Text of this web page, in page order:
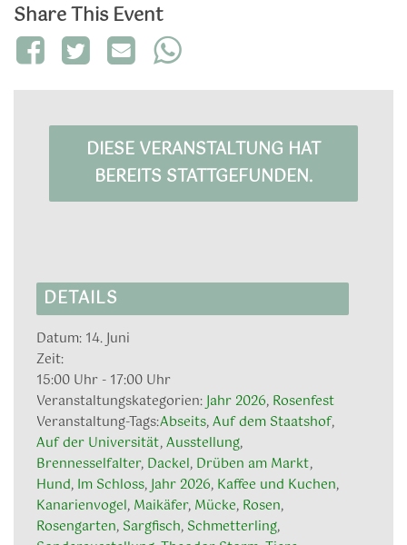
Share This Event
DIESE VERANSTALTUNG HAT
BEREITS STATTGEFUNDEN.
DETAILS
Datum: 14. Juni
Zeit:
15:00 Uhr - 17:00 Uhr
Veranstaltungskategorien: Jahr 2026, Rosenfest
Veranstaltung-Tags:Abseits,Auf dem Staatshof,
Auf der Universität,Ausstellung,
Brennesselfalter, Dackel, Drüben am Markt,
Hund, Im Schloss,Jahr 2026, Kaffee und Kuchen,
Kanarienvogel, Maikäfer, Mücke, Rosen,
Rosengarten, Sargfisch, Schmetterling,